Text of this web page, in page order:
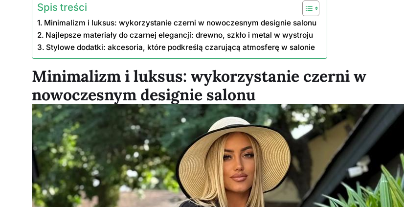
Spis treści
Minimalizm i luksus: wykorzystanie czerni w nowoczesnym designie salonu
Najlepsze materiały do czarnej elegancji: drewno, szkło i metal w wystroju
Stylowe dodatki: akcesoria, które podkreślą czarującą atmosferę w salonie
Minimalizm i luksus: wykorzystanie czerni w
nowoczesnym designie salonu